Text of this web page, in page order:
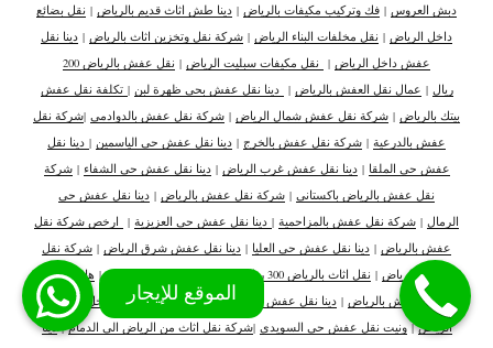
دبش العروس | فك وتركيب مكيفات بالرياض | دينا طش اثاث قديم بالرياض | نقل بضائع
داخل الرياض | نقل مخلفات البناء الرياض | شركة نقل وتخزين اثاث بالرياض | دينا نقل
عفش داخل الرياض | نقل مكيفات سبليت الرياض |
نقل عفش بالرياض 200
ريال | عمال نقل العفش بالرياض | دينا نقل عفش بحي ظهرة لبن | تكلفة نقل عفش
بيتك بالرياض | شركة نقل عفش شمال الرياض | شركة نقل عفش بالدوادمي |شركة نقل
عفش بالدرعية | شركة نقل عفش بالخرج | دينا نقل عفش حي الياسمين | دينا نقل
عفش حي الملقا |دينا نقل عفش غرب الرياض |دينا نقل عفش حي الشفاء |شركة
نقل عفش بالرياض باكستاني | شركة نقل عفش بالرياض | دينا نقل عفش حي
الرمال | شركة نقل عفش بالمزاحمية | دينا نقل عفش حي العزيزية |
ارخص شركة نقل
عفش بالرياض | دينا نقل عفش حي العليا | دينا نقل عفش شرق الرياض | شركة نقل
الاثاث بالرياض | نقل اثاث بالرياض 300 ريال |دينا نقل عفش حي العقيق| هاف لوري
نقل عفش بالرياض |دينا نقل عفش جنوب الرياض|دينا نقل عفش داخل وخارج
الرياض|ونيت نقل عفش حي السويدي |شركة نقل اثاث من الرياض الى الدمام|
دينا